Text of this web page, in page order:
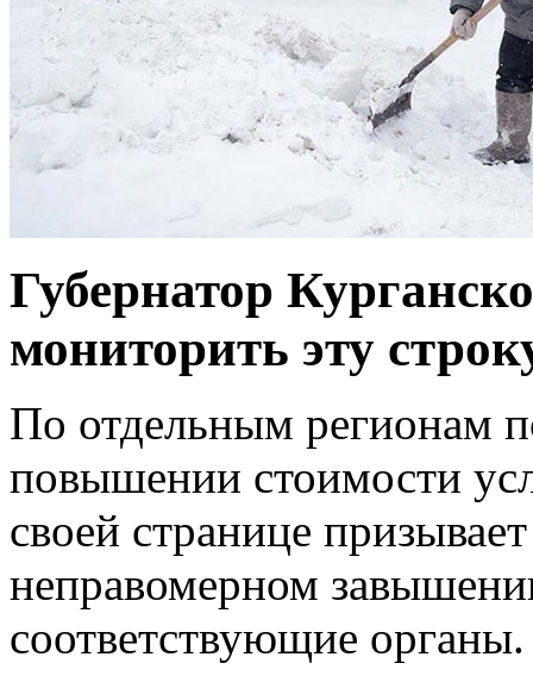
Губернатор
мониторить эту
По отдельным регионам
повышении стоимости
своей странице
неправомерном
соответствующие органы.